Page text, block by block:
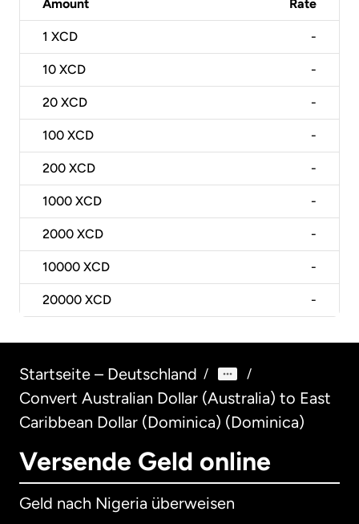
Amount Rate
1 XCD -
10 XCD -
20 XCD -
100 XCD -
200 XCD -
1000 XCD -
2000 XCD -
10000 XCD -
20000 XCD -
Startseite – Deutschland / /
Convert Australian Dollar (Australia) to East
Caribbean Dollar (Dominica) (Dominica)
Versende Geld online
Geld nach Nigeria überweisen